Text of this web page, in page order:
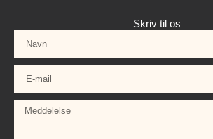
Skriv til os